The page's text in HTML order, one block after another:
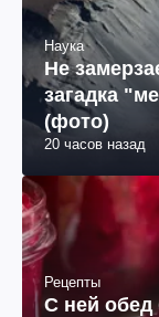
Наука
Не
загадка
(фото)
20 часов назад
Рецепты
С ней обед